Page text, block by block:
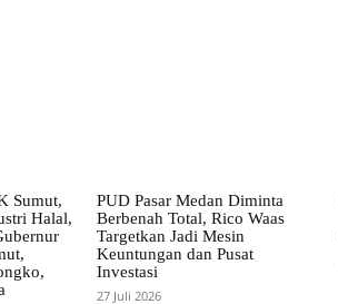
Sumut,
Halal,
PUD Pasar Medan Diminta
Berbenah Total, Rico Waas
Targetkan Jadi Mesin
Keuntungan dan Pusat
Investasi
27 Juli 2026